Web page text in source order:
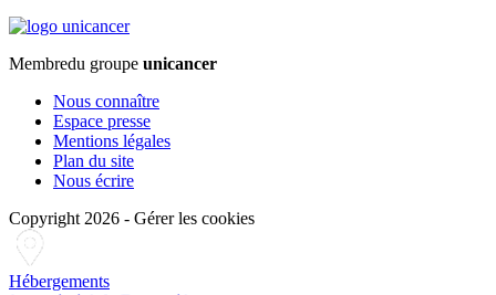
Membredu groupe unicancer
Nous connaître
Espace presse
Mentions légales
Plan du site
Nous écrire
Copyright 2026 - Gérer les cookies
Hébergements